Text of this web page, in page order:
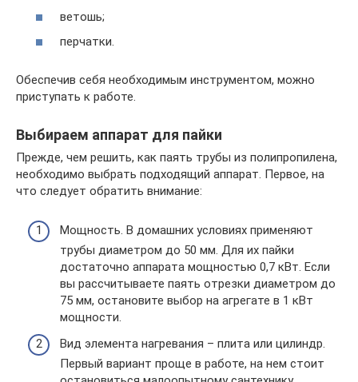
ветошь;
перчатки.
Обеспечив себя необходимым инструментом, можно
приступать к работе.
Выбираем аппарат для пайки
Прежде, чем решить, как паять трубы из полипропилена,
необходимо выбрать подходящий аппарат. Первое, на
что следует обратить внимание:
Мощность. В домашних условиях применяют
трубы диаметром до 50 мм. Для их пайки
достаточно аппарата мощностью 0,7 кВт. Если
вы рассчитываете паять отрезки диаметром до
75 мм, остановите выбор на агрегате в 1 кВт
мощности.
Вид элемента нагревания – плита или цилиндр.
Первый вариант проще в работе, на нем стоит